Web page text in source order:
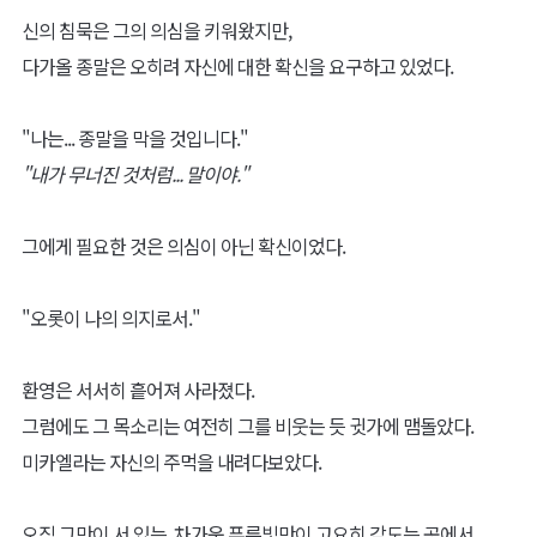
신의 침묵은 그의 의심을 키워왔지만,
다가올 종말은 오히려 자신에 대한 확신을 요구하고 있었다.
"나는... 종말을 막을 것입니다."
"내가 무너진 것처럼... 말이야."
그에게 필요한 것은 의심이 아닌 확신이었다.
"오롯이 나의 의지로서."
환영은 서서히 흩어져 사라졌다.
그럼에도 그 목소리는 여전히 그를 비웃는 듯 귓가에 맴돌았다.
미카엘라는 자신의 주먹을 내려다보았다.